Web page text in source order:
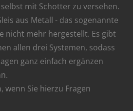
mit Schotter zu versehen.
aus Metall - das sogenannte
nicht mehr hergestellt. Es gibt
allen drei Systemen, sodass
ganz einfach ergänzen
wenn Sie hierzu Fragen